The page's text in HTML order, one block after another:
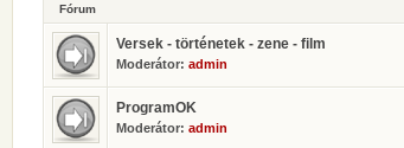
Fórum
Versek - történetek - zene - film
Moderátor: admin
ProgramOK
Moderátor: admin